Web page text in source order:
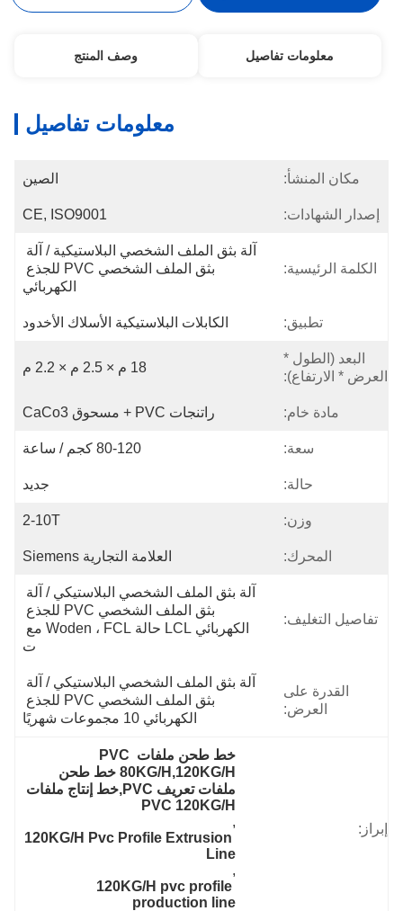
معلومات تفاصيل وصف المنتج
معلومات تفاصيل
مكان المنشأ: الصين
إصدار الشهادات: CE, ISO9001
الكلمة الرئيسية:
آلة بثق الملف الشخصي البلاستيكية / آلة
بثق الملف الشخصي PVC للجذع
الكهربائي
تطبيق: الكابلات البلاستيكية الأسلاك الأخدود
البعد (الطول *
العرض * الارتفاع):
18 م × 2.5 م × 2.2 م
مادة خام: راتنجات PVC + مسحوق CaCo3
سعة: 80-120 كجم / ساعة
حالة: جديد
وزن: 2-10T
المحرك: العلامة التجارية Siemens
تفاصيل التغليف:
آلة بثق الملف الشخصي البلاستيكي / آلة
بثق الملف الشخصي PVC للجذع
الكهربائي LCL حالة Woden ، FCL مع
ت
القدرة على
العرض:
آلة بثق الملف الشخصي البلاستيكي / آلة
بثق الملف الشخصي PVC للجذع
الكهربائي 10 مجموعات شهريًا
إبراز:
خط طحن ملفات PVC
80KG/H,120KG/H خط طحن
ملفات تعريف PVC,خط إنتاج ملفات
PVC 120KG/H
,
120KG/H Pvc Profile Extrusion
Line
,
120KG/H pvc profile
production line